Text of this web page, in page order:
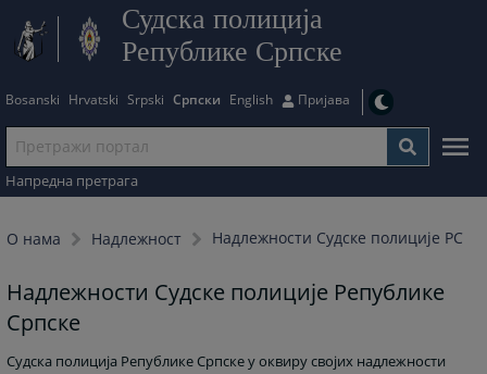
Судска полиција
Републике Српске
Bosanski Hrvatski Srpski Српски English Пријава
Напредна претрага
О нама Надлежност Надлежности Судске полиције РС
Надлежности Судске полиције Републике
Српске
Судска полиција Републике Српске у оквиру својих надлежности